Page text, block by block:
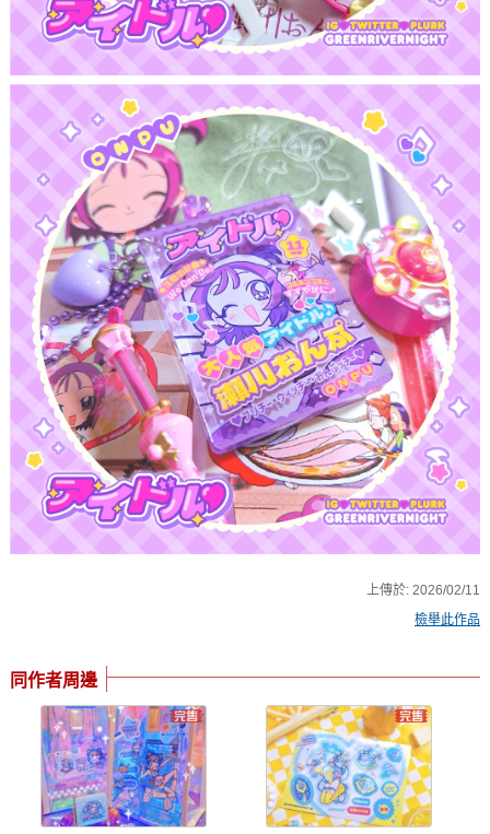
上傳於:2026/02/11
檢舉此作品
同作者周邊